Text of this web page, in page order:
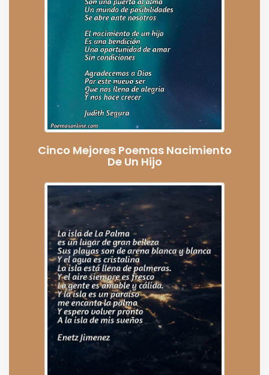
Cinco Mejores Poemas Nacimiento
De Un Hijo